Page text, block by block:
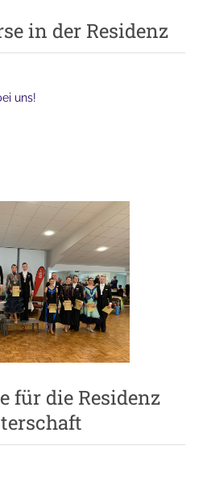
in der Residenz
uns!
für die Residenz